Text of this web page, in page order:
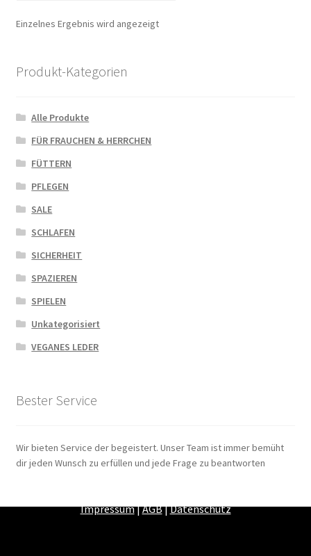
Einzelnes Ergebnis wird angezeigt
Produkt-Kategorien
Alle Produkte
FÜR FRAUCHEN & HERRCHEN
FÜTTERN
PFLEGEN
SALE
SCHLAFEN
SICHERHEIT
SPAZIEREN
SPIELEN
Unkategorisiert
VEGANES LEDER
Bester Service
Wir bieten Service der begeistert. Unser Team ist immer bemüht
dir jeden Wunsch zu erfüllen und jede Frage zu beantworten
Impressum|AGB|Datenschutz